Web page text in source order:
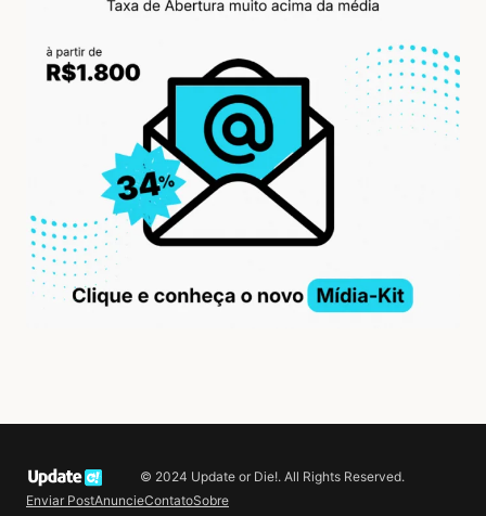
© 2024 Update or Die!. All Rights Reserved.
Enviar PostAnuncieContatoSobre